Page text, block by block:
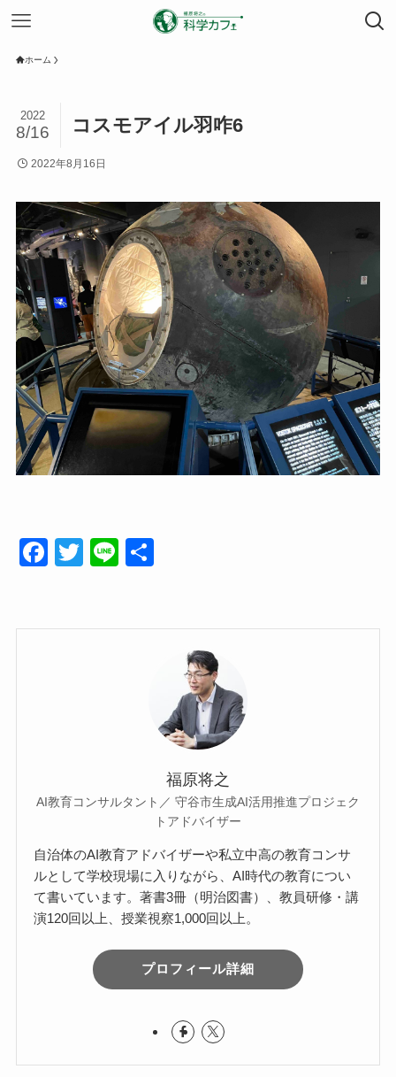
ホーム
コスモアイル羽咋6
2022
8/16
2022年8月16日
F
e
T
er
Li
福原将之
AI教育コンサルタント／ 守谷市生成AI活用推進プロジェク
トアドバイザー
自治体のAI教育アドバイザーや私立中高の教育コンサ
ルとして学校現場に入りながら、AI時代の教育につい
て書いています。著書3冊（明治図書）、教員研修・講
演120回以上、授業視察1,000回以上。
プロフィール詳細